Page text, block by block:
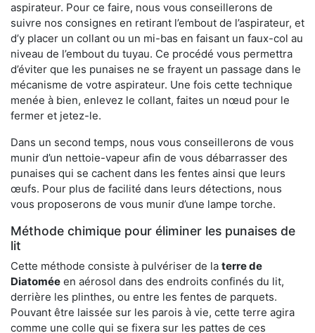
aspirateur. Pour ce faire, nous vous conseillerons de
suivre nos consignes en retirant l’embout de l’aspirateur, et
d’y placer un collant ou un mi-bas en faisant un faux-col au
niveau de l’embout du tuyau. Ce procédé vous permettra
d’éviter que les punaises ne se frayent un passage dans le
mécanisme de votre aspirateur. Une fois cette technique
menée à bien, enlevez le collant, faites un nœud pour le
fermer et jetez-le.
Dans un second temps, nous vous conseillerons de vous
munir d’un nettoie-vapeur afin de vous débarrasser des
punaises qui se cachent dans les fentes ainsi que leurs
œufs. Pour plus de facilité dans leurs détections, nous
vous proposerons de vous munir d’une lampe torche.
Méthode chimique pour éliminer les punaises de
lit
Cette méthode consiste à pulvériser de la terre de
Diatomée en aérosol dans des endroits confinés du lit,
derrière les plinthes, ou entre les fentes de parquets.
Pouvant être laissée sur les parois à vie, cette terre agira
comme une colle qui se fixera sur les pattes de ces